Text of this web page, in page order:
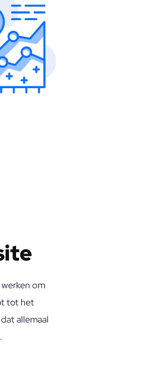
om
tot het
allemaal